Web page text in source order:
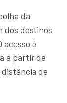
da
dos destinos
acesso é
a partir de
distância de